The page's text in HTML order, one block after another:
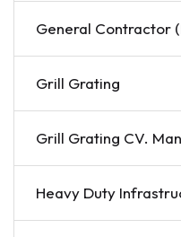
General Contractor
Grill Grating
Grill Grating CV.
Heavy Duty